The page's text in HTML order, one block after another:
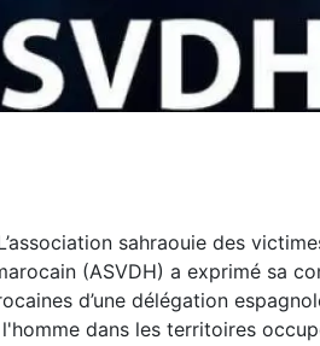
sahraouie des
(ASVDH) a exprimé sa
d’une délégation
dans les territoires